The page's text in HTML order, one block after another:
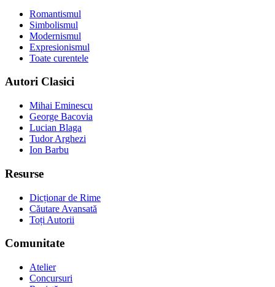
Romantismul
Simbolismul
Modernismul
Expresionismul
Toate curentele
Autori Clasici
Mihai Eminescu
George Bacovia
Lucian Blaga
Tudor Arghezi
Ion Barbu
Resurse
Dicționar de Rime
Căutare Avansată
Toți Autorii
Comunitate
Atelier
Concursuri